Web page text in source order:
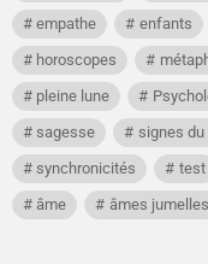
empathe
enfants
horoscopes
pleine lune
sagesse
signes du
synchronicités
test
âme
âmes jumelles